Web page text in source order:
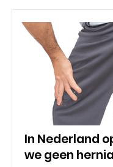
In Nederland
we geen